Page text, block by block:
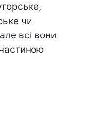
чи
всі вони